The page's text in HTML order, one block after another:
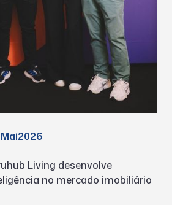
2026
Living desenvolve
no mercado imobiliário